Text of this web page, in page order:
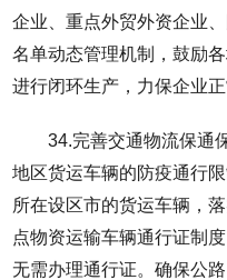
企业、重点外贸外资企业
名单动态管理机制，鼓励
进行闭环生产，力保企业
34.完善交通物流保通
地区货运车辆的防疫通行
所在设区市的货运车辆，
点物资运输车辆通行证制
无需办理通行证。确保公